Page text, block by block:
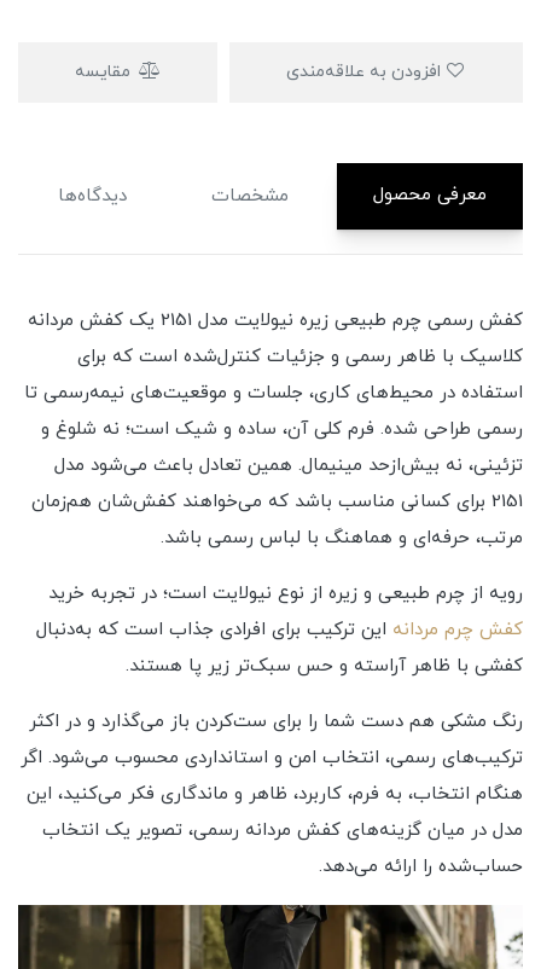
مقایسه
معرفی محصول مشخصات دیدگاه‌ها
کفش رسمی چرم طبیعی زیره نیولایت مدل 2151 یک کفش مردانه
کلاسیک با ظاهر رسمی و جزئیات کنترل‌شده است که برای
استفاده در محیط‌های کاری، جلسات و موقعیت‌های نیمه‌رسمی تا
رسمی طراحی شده. فرم کلی آن، ساده و شیک است؛ نه شلوغ و
تزئینی، نه بیش‌ازحد مینیمال. همین تعادل باعث می‌شود مدل
2151 برای کسانی مناسب باشد که می‌خواهند کفش‌شان هم‌زمان
مرتب، حرفه‌ای و هماهنگ با لباس رسمی باشد.
رویه از چرم طبیعی و زیره از نوع نیولایت است؛ در تجربه خرید
کفش چرم مردانه این ترکیب برای افرادی جذاب است که به‌دنبال
کفشی با ظاهر آراسته و حس سبک‌تر زیر پا هستند.
رنگ مشکی هم دست شما را برای ست‌کردن باز می‌گذارد و در اکثر
ترکیب‌های رسمی، انتخاب امن و استانداردی محسوب می‌شود. اگر
هنگام انتخاب، به فرم، کاربرد، ظاهر و ماندگاری فکر می‌کنید، این
مدل در میان گزینه‌های کفش مردانه رسمی، تصویر یک انتخاب
حساب‌شده را ارائه می‌دهد.